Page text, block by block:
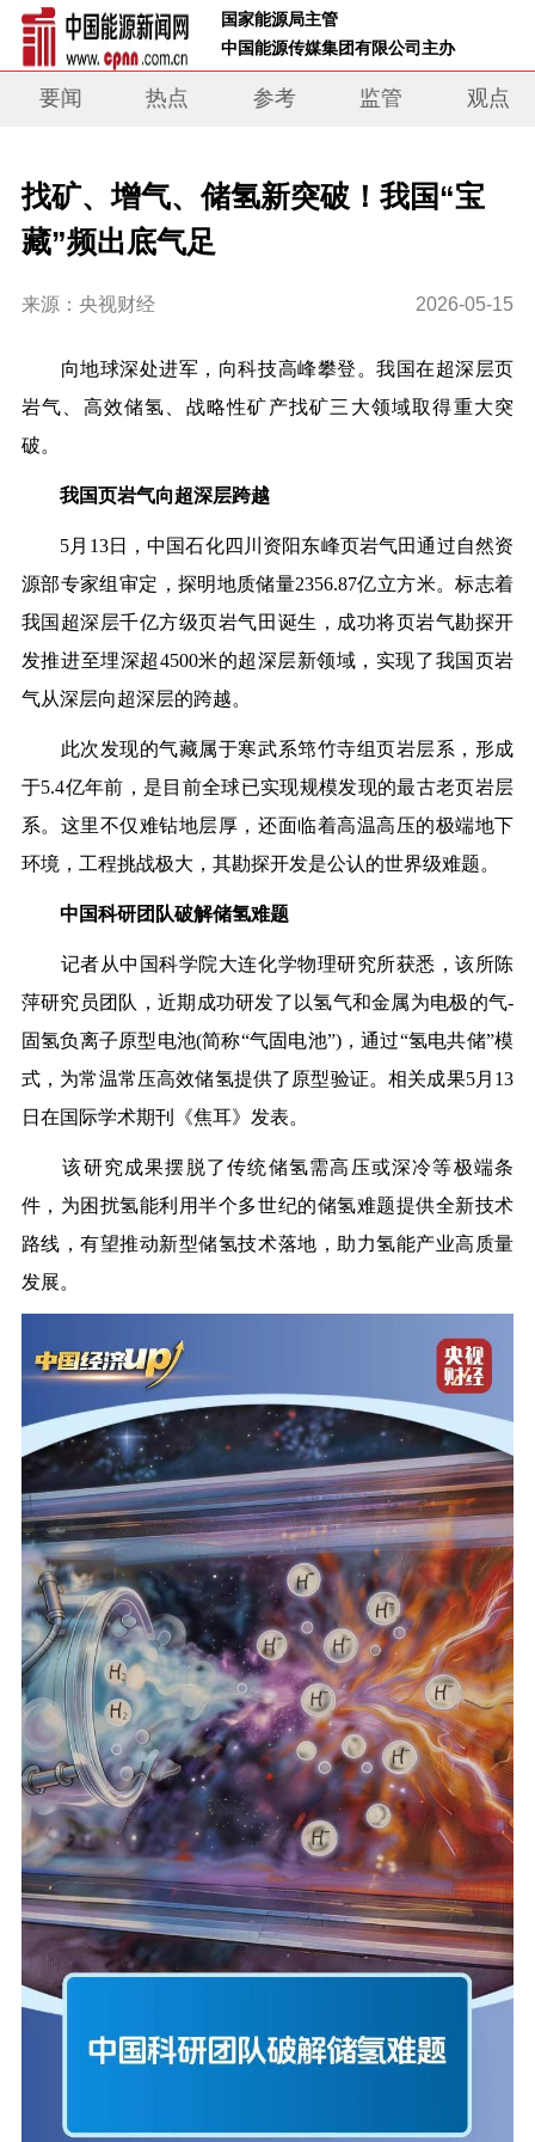
国家能源局主管
中国能源传媒集团有限公司主办
要闻 热点 参考 监管 观点
找矿、增气、储氢新突破！我国“宝
藏”频出底气足
来源：央视财经 2026-05-15
向地球深处进军，向科技高峰攀登。我国在超深层页
岩气、高效储氢、战略性矿产找矿三大领域取得重大突
破。
我国页岩气向超深层跨越
5月13日，中国石化四川资阳东峰页岩气田通过自然资
源部专家组审定，探明地质储量2356.87亿立方米。标志着
我国超深层千亿方级页岩气田诞生， 成功将页岩气勘探开
发推进至埋深超4500米的超深层新领域， 实现了我国页岩
气从深层向超深层的跨越。
此次发现的气藏属于寒武系筇竹寺组页岩层系，形成
于5.4亿年前，是目前全球已实现规模发现的最古老页岩层
系。这里不仅难钻地层厚，还面临着高温高压的极端地下
环境，工程挑战极大，其勘探开发是公认的世界级难题。
中国科研团队破解储氢难题
记者从中国科学院大连化学物理研究所获悉，该所陈
萍研究员团队， 近期成功研发了以氢气和金属为电极的气-
固氢负离子原型电池(简称“气固电池”)，通过“氢电共储”模
式，为常温常压高效储氢提供了原型验证。相关成果5月13
日在国际学术期刊《焦耳》发表。
该研究成果摆脱了传统储氢需高压或深冷等极端条
件， 为困扰氢能利用半个多世纪的储氢难题提供全新技术
路线 ，有望推动新型储氢技术落地，助力氢能产业高质量
发展。